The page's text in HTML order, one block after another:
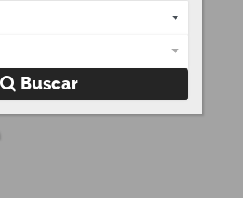
Buscar